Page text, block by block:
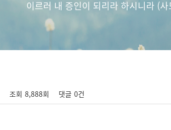
이르러 내 증인이 되리라 하시니라 (
조회 8,888회 댓글 0건